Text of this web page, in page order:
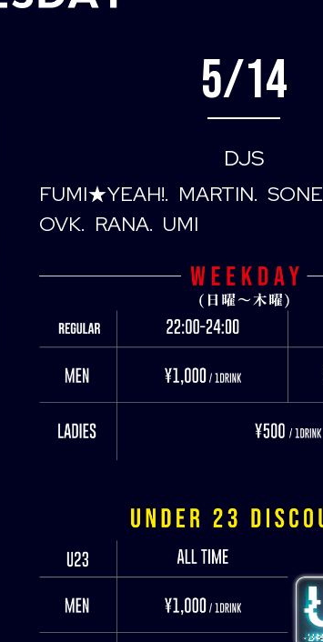
5/14
DJS
FUMI★YEAH! MARTIN SONE
OVK RANA UMI